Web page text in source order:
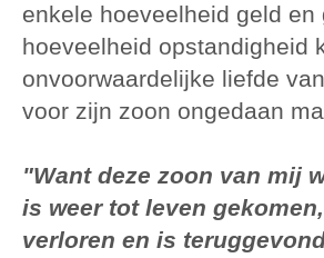
enkele hoeveelheid geld en
hoeveelheid opstandigheid
onvoorwaardelijke liefde
voor zijn zoon ongedaan
"Want deze zoon van mij
is weer tot leven
verloren en is